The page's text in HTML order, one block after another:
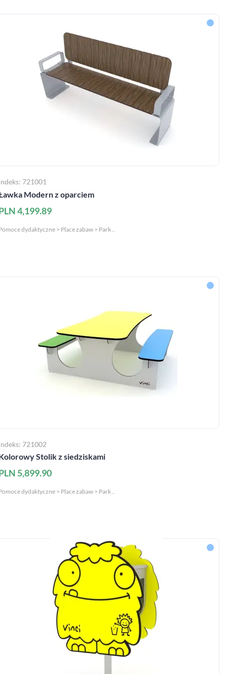
721001
Modern z oparciem
4,199.89
dydaktyczne > Place zabaw > Park ..
721002
Stolik z siedziskami
5,899.90
dydaktyczne > Place zabaw > Park ..